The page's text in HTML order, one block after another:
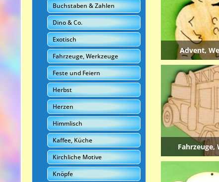
Buchstaben & Zahlen
Dino & Co.
Exotisch
Fahrzeuge, Werkzeuge
Feste und Feiern
Herbst
Herzen
Himmlisch
Kaffee, Küche
Kirchliche Motive
Knöpfe
Advent,
Fahrzeuge,